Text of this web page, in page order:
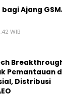
Ajang
WIB
Pemantauan
Distribusi